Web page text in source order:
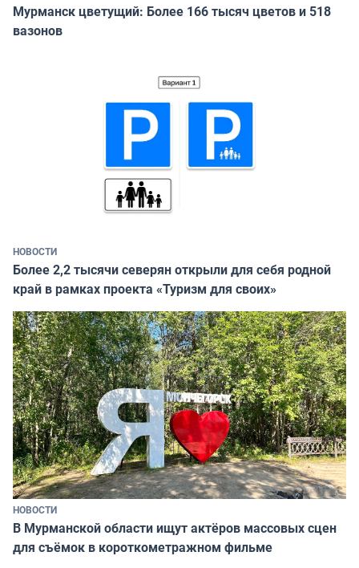
Мурманск цветущий: Более 166 тысяч цветов и 518
вазонов
НОВОСТИ
Более 2,2 тысячи северян открыли для себя родной
край в рамках проекта «Туризм для своих»
НОВОСТИ
В Мурманской области ищут актёров массовых сцен
для съёмок в короткометражном фильме